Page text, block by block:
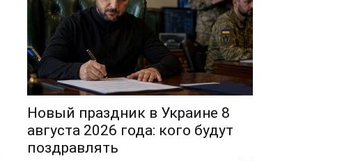
Новый праздник в Украине 8
августа 2026 года: кого будут
поздравлять